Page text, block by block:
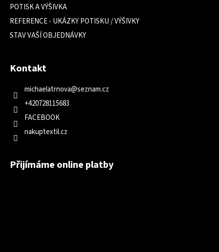
POTISK A VÝŠIVKA
REFERENCE - UKÁZKY POTISKU / VÝŠIVKY
STAV VAŠÍ OBJEDNÁVKY
Kontakt
michaelatrnova@seznam.cz
+420728115683
FACEBOOK
nakuptextil.cz
Přijímáme online platby